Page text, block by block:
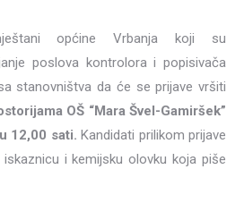
općine Vrbanja koji su
poslova kontrolora i popisivača
stanovništva da će se prijave vršiti
OŠ “Mara Švel-Gamiršek”
12,00 sati.Kandidati prilikom prijave
i kemijsku olovku koja piše